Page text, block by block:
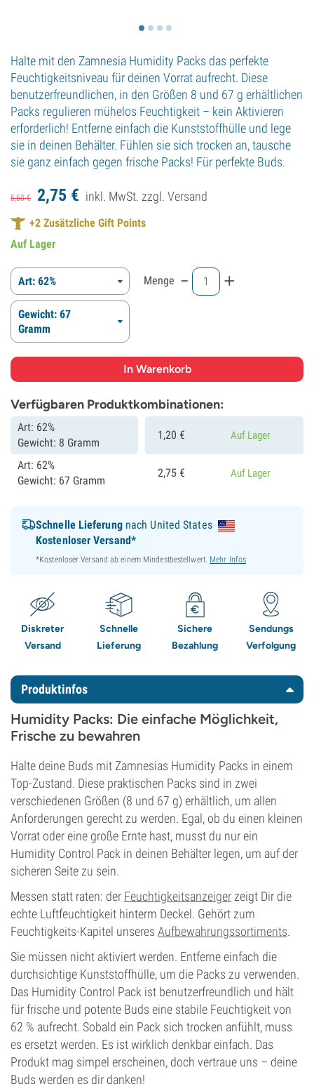
Halte mit den Zamnesia Humidity Packs das perfekte
Feuchtigkeitsniveau für deinen Vorrat aufrecht. Diese
benutzerfreundlichen, in den Größen 8 und 67 g erhältlichen
Packs regulieren mühelos Feuchtigkeit – kein Aktivieren
erforderlich! Entferne einfach die Kunststoffhülle und lege
sie in deinen Behälter. Fühlen sie sich trocken an, tausche
sie ganz einfach gegen frische Packs! Für perfekte Buds.
5,50€ 2,75 € inkl. MwSt. zzgl. Versand
+2 Zusätzliche Gift Points
Auf Lager
Art: 62%
Gewicht: 67
Gramm
Menge - +
Verfügbaren Produktkombinationen:
Art: 62%
Gewicht: 8 Gramm
1,20 € Auf Lager
Art: 62%
Gewicht: 67 Gramm
2,75 € Auf Lager
Schnelle Lieferungnach United States
Kostenloser Versand*
*Kostenloser Versand ab einem Mindestbestellwert. Mehr Infos
Diskreter
Versand
Schnelle
Lieferung
Sichere
Bezahlung
Sendungs
Verfolgung
Produktinfos
Humidity Packs: Die einfache Möglichkeit,
Frische zu bewahren
Halte deine Buds mit Zamnesias Humidity Packs in einem
Top-Zustand. Diese praktischen Packs sind in zwei
verschiedenen Größen (8 und 67 g) erhältlich, um allen
Anforderungen gerecht zu werden. Egal, ob du einen kleinen
Vorrat oder eine große Ernte hast, musst du nur ein
Humidity Control Pack in deinen Behälter legen, um auf der
sicheren Seite zu sein.
Messen statt raten: der Feuchtigkeitsanzeiger zeigt Dir die
echte Luftfeuchtigkeit hinterm Deckel. Gehört zum
Feuchtigkeits-Kapitel unseres Aufbewahrungssortiments.
Sie müssen nicht aktiviert werden. Entferne einfach die
durchsichtige Kunststoffhülle, um die Packs zu verwenden.
Das Humidity Control Pack ist benutzerfreundlich und hält
für frische und potente Buds eine stabile Feuchtigkeit von
62 % aufrecht. Sobald ein Pack sich trocken anfühlt, muss
es ersetzt werden. Es ist wirklich denkbar einfach. Das
Produkt mag simpel erscheinen, doch vertraue uns – deine
Buds werden es dir danken!